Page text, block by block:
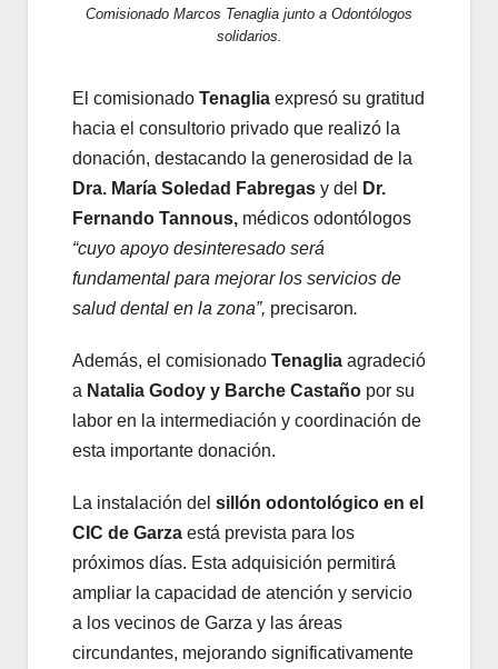
Comisionado Marcos Tenaglia junto a Odontólogos
solidarios.
El comisionado Tenaglia expresó su gratitud
hacia el consultorio privado que realizó la
donación, destacando la generosidad de la
Dra. María Soledad Fabregas y del
Dr.
Fernando Tannous, médicos odontólogos
“cuyo apoyo desinteresado será
fundamental para mejorar los servicios de
salud dental en la zona”, precisaron.
Además, el comisionado Tenaglia agradeció
a Natalia Godoy y Barche Castaño por su
labor en la intermediación y coordinación de
esta importante donación.
La instalación del sillón odontológico en el
CIC de Garza está prevista para los
próximos días. Esta adquisición permitirá
ampliar la capacidad de atención y servicio
a los vecinos de Garza y las áreas
circundantes, mejorando significativamente